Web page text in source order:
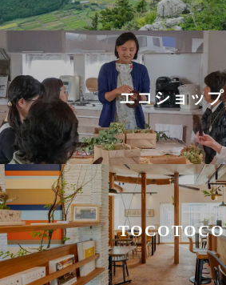
エコショップ
TOCOTOCO